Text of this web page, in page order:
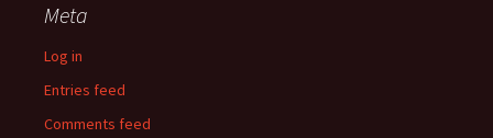
Meta
Log in
Entries feed
Comments feed